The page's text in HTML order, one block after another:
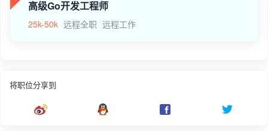
高级Go开发工程师
25k-50k 远程全职 远程工作
将职位分享到